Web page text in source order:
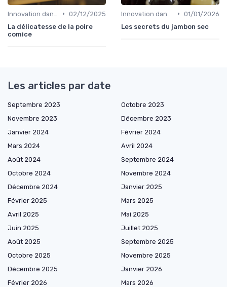
• 02/12/2025
La délicatesse de la poire
comice
• 01/01/2026
Les secrets du jambon sec
Les articles par date
Septembre 2023
Octobre 2023
Novembre 2023
Décembre 2023
Janvier 2024
Février 2024
Mars 2024
Avril 2024
Août 2024
Septembre 2024
Octobre 2024
Novembre 2024
Décembre 2024
Janvier 2025
Février 2025
Mars 2025
Avril 2025
Mai 2025
Juin 2025
Juillet 2025
Août 2025
Septembre 2025
Octobre 2025
Novembre 2025
Décembre 2025
Janvier 2026
Février 2026
Mars 2026